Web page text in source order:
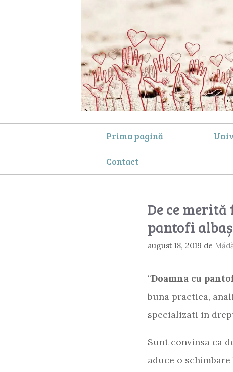
Prima pagină
Contact
De ce
pantofi
august 18, 2019 de
“Doamna cu
buna practica,
specializati in
Sunt convinsa ca
aduce o